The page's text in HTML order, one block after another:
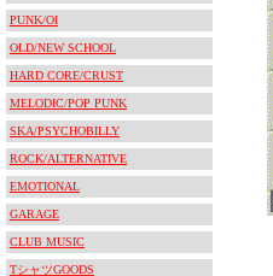
PUNK/OI
OLD/NEW SCHOOL
HARD CORE/CRUST
MELODIC/POP PUNK
SKA/PSYCHOBILLY
ROCK/ALTERNATIVE
EMOTIONAL
GARAGE
CLUB MUSIC
TシャツGOODS